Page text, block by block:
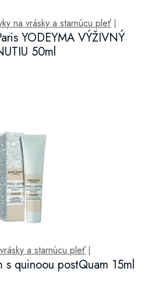
na vrásky a starnúcu pleť |
YODEYMA VÝŽIVNÝ
50ml
a starnúcu pleť |
s quinoou postQuam 15ml